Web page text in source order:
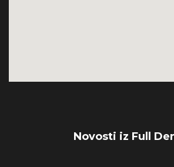
Novosti iz Full